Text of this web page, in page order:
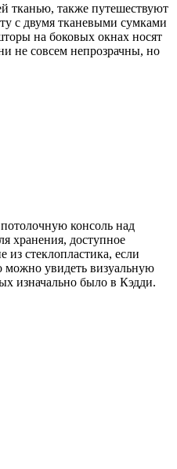
тканью, также путешествуют
с двумя тканевыми сумками
на боковых окнах носят
не совсем непрозрачны, но
консоль над
хранения, доступное
из стеклопластика, если
можно увидеть визуальную
изначально было в Кэдди.